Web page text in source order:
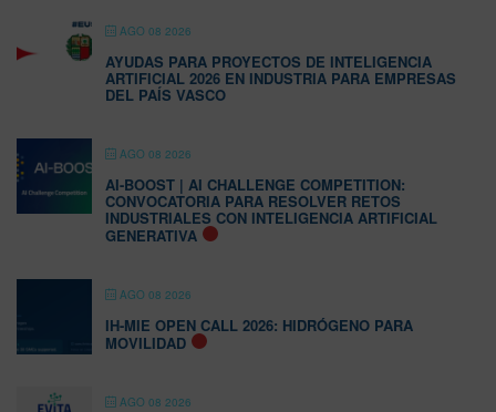
AGO 08 2026
AYUDAS PARA PROYECTOS DE INTELIGENCIA
ARTIFICIAL 2026 EN INDUSTRIA PARA EMPRESAS
DEL PAÍS VASCO
AGO 08 2026
AI-BOOST | AI CHALLENGE COMPETITION:
CONVOCATORIA PARA RESOLVER RETOS
INDUSTRIALES CON INTELIGENCIA ARTIFICIAL
GENERATIVA
AGO 08 2026
IH-MIE OPEN CALL 2026: HIDRÓGENO PARA
MOVILIDAD
AGO 08 2026